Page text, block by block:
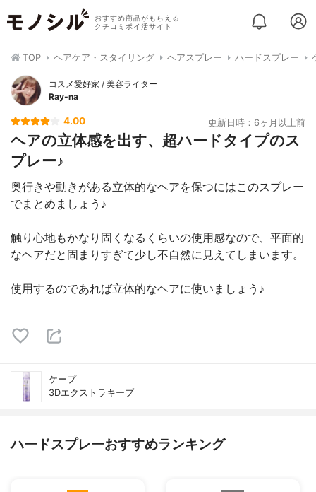
おすすめ商品がもらえる
クチコミポイ活サイト
TOP ヘアケア・スタイリング ヘアスプレー ハードスプレー
コスメ愛好家 / 美容ライター
Ray-na
4.00 更新日時：6ヶ月以上前
ヘアの立体感を出す、超ハードタイプのス
プレー♪
奥行きや動きがある立体的なヘアを保つにはこのスプレー
でまとめましょう♪
触り心地もかなり固くなるくらいの使用感なので、平面的
なヘアだと固まりすぎて少し不自然に見えてしまいます。
使用するのであれば立体的なヘアに使いましょう♪
ケープ
3Dエクストラキープ
ハードスプレーおすすめランキング